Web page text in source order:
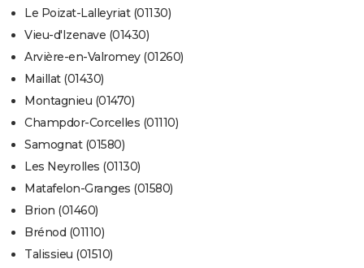
Le Poizat-Lalleyriat (01130)
Vieu-d'Izenave (01430)
Arvière-en-Valromey (01260)
Maillat (01430)
Montagnieu (01470)
Champdor-Corcelles (01110)
Samognat (01580)
Les Neyrolles (01130)
Matafelon-Granges (01580)
Brion (01460)
Brénod (01110)
Talissieu (01510)